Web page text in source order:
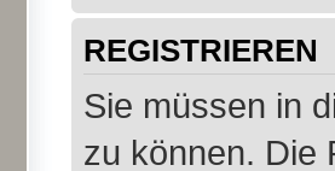
REGISTRIEREN
Sie müssen in
zu können. Die